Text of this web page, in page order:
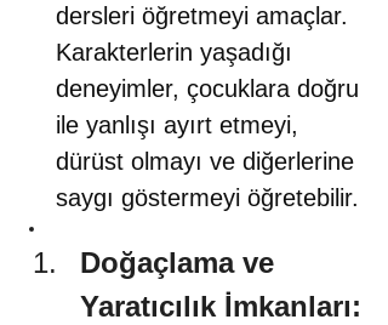
dersleri öğretmeyi amaçlar.
Karakterlerin yaşadığı
deneyimler, çocuklara doğru
ile yanlışı ayırt etmeyi,
dürüst olmayı ve diğerlerine
saygı göstermeyi öğretebilir.
Doğaçlama ve
Yaratıcılık İmkanları: